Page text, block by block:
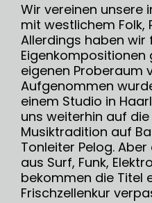
Wir vereinen unsere
mit westlichem Folk,
Allerdings haben wir
eigenen Proberaum
Aufgenommen
einem Studio in
uns weiterhin auf
Musiktradition auf
Tonleiter Pelog.
aus Surf, Funk,
bekommen die Titel
Frischzellenkur